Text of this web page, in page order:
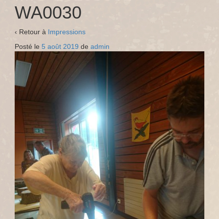
WA0030
‹ Retour à Impressions
Posté le 5 août 2019 de admin